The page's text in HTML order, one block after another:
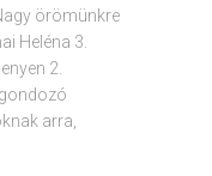
örömünkre
Heléna 3.
2.
arra,